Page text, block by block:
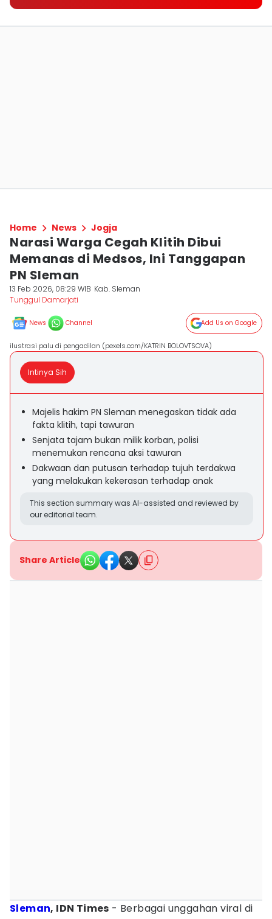
Home News Jogja
Narasi Warga Cegah Klitih Dibui
Memanas di Medsos, Ini Tanggapan
PN Sleman
13 Feb 2026, 08:29 WIB Kab. Sleman
Tunggul Damarjati
News Channel Add Us on Google
ilustrasi palu di pengadilan (pexels.com/KATRIN BOLOVTSOVA)
Intinya Sih
Majelis hakim PN Sleman menegaskan tidak ada
fakta klitih, tapi tawuran
Senjata tajam bukan milik korban, polisi
menemukan rencana aksi tawuran
Dakwaan dan putusan terhadap tujuh terdakwa
yang melakukan kekerasan terhadap anak
This section summary was AI-assisted and reviewed by
our editorial team.
Share Article
Sleman, IDN Times - Berbagai unggahan viral di